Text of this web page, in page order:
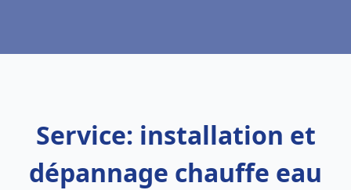
Service: installation et
dépannage chauffe eau